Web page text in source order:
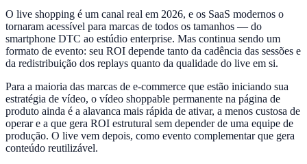
O live shopping é um canal real em 2026, e os SaaS modernos o
tornaram acessível para marcas de todos os tamanhos — do
smartphone DTC ao estúdio enterprise. Mas continua sendo um
formato de evento: seu ROI depende tanto da cadência das sessões e
da redistribuição dos replays quanto da qualidade do live em si.
Para a maioria das marcas de e-commerce que estão iniciando sua
estratégia de vídeo, o vídeo shoppable permanente na página de
produto ainda é a alavanca mais rápida de ativar, a menos custosa de
operar e a que gera ROI estrutural sem depender de uma equipe de
produção. O live vem depois, como evento complementar que gera
conteúdo reutilizável.